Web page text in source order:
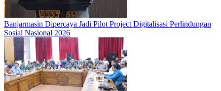
Banjarmasin Dipercaya Jadi Pilot Project Digitalisasi Perlindungan
Sosial Nasional 2026